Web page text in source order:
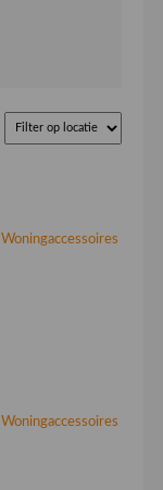
Woningaccessoires
Woningaccessoires